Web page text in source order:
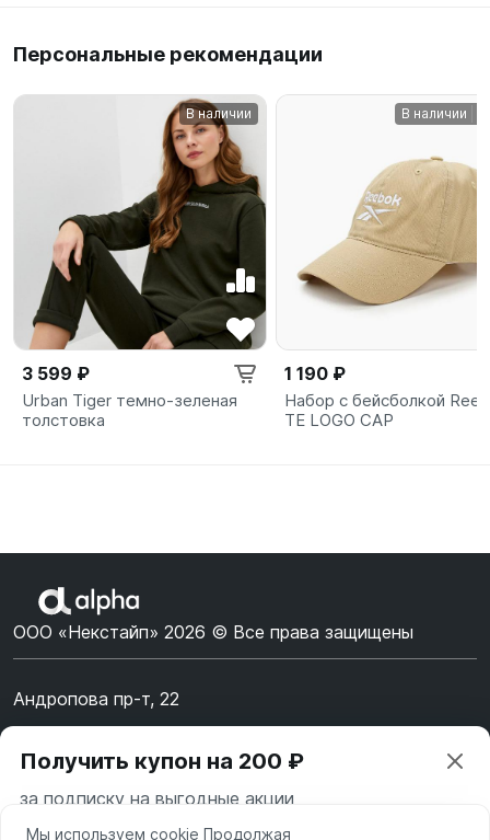
Персональные рекомендации
В наличии
3 599 ₽
Urban Tiger темно-зеленая
толстовка
В наличии
1 190 ₽
Набор с бейсболкой
TE LOGO CAP
ООО «Некстайп» 2026 © Все права защищены
Андропова пр-т, 22
8 (800) 123-55-44
msk@alpha-demo.ru
Получить купон на 200 ₽
за подписку на выгодные акции
Мы используем cookie Продолжая